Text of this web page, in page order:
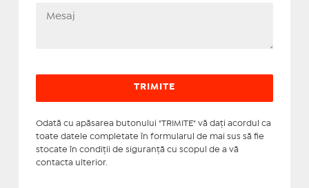
Odată cu apăsarea butonului "TRIMITE" vă daţi acordul ca
toate datele completate în formularul de mai sus să fie
stocate în condiţii de siguranţă cu scopul de a vă
contacta ulterior.